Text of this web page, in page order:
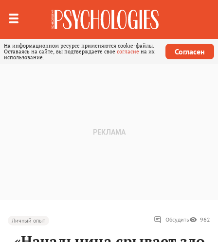
На информационном ресурсе применяются cookie-файлы.
Оставаясь на сайте, вы подтверждаете свое согласие на их
использование.
Согласен
Личный опыт Обсудить 962